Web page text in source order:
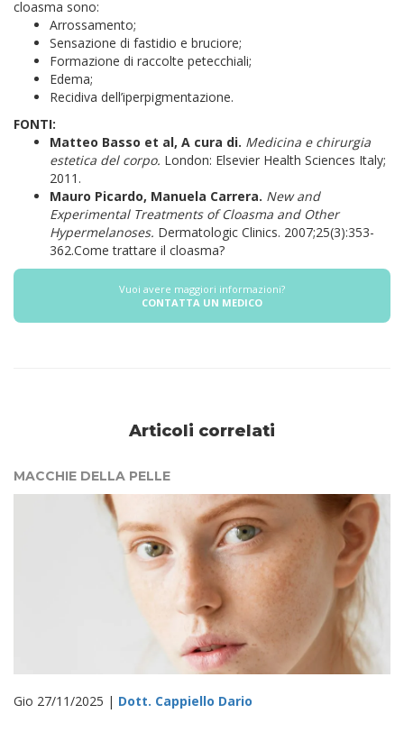
cloasma sono:
Arrossamento;
Sensazione di fastidio e bruciore;
Formazione di raccolte petecchiali;
Edema;
Recidiva dell’iperpigmentazione.
FONTI:
Matteo Basso et al, A cura di. Medicina e chirurgia
estetica del corpo. London: Elsevier Health Sciences Italy;
2011.
Mauro Picardo, Manuela Carrera. New and
Experimental Treatments of Cloasma and Other
Hypermelanoses. Dermatologic Clinics. 2007;25(3):353-
362.Come trattare il cloasma?
Vuoi avere maggiori informazioni?
CONTATTA UN MEDICO
Articoli correlati
MACCHIE DELLA PELLE
Gio 27/11/2025 | Dott. Cappiello Dario